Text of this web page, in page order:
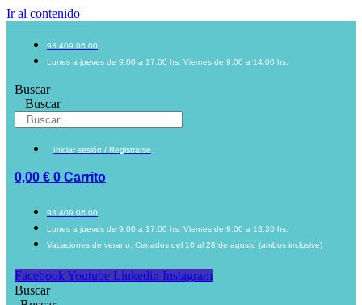
Ir al contenido
93 409 06 00
Lunes a jueves de 9:00 a 17:00 hs. Viernes de 9:00 a 14:00 hs.
Buscar
Buscar
Iniciar sesión / Registrarse
0,00 € 0 Carrito
93 409 06 00
Lunes a jueves de 9:00 a 17:00 hs. Viernes de 9:00 a 13:30 hs.
Vacaciones de verano: Cerrados del 10 al 28 de agosto (ambos inclusive)
Facebook Youtube Linkedin Instagram
Buscar